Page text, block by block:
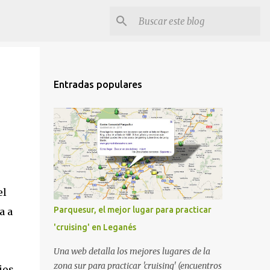
a
Entradas populares
Parquesur, el mejor lugar para practicar
'cruising' en Leganés
Una web detalla los mejores lugares de la
zona sur para practicar 'cruising' (encuentros